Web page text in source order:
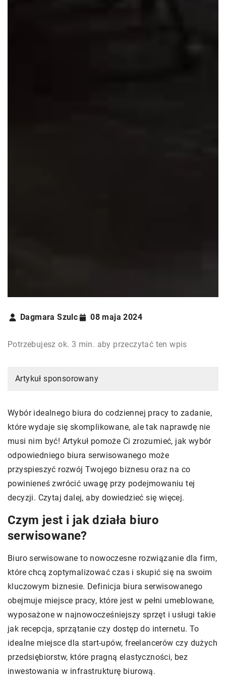
Dagmara Szulc 08 maja 2024
Potrzebujesz ok. 3 min. aby przeczytać ten wpis
Artykuł sponsorowany
Wybór idealnego biura do codziennej pracy to zadanie,
które wydaje się skomplikowane, ale tak naprawdę nie
musi nim być! Artykuł pomoże Ci zrozumieć, jak wybór
odpowiedniego biura serwisowanego może
przyspieszyć rozwój Twojego biznesu oraz na co
powinieneś zwrócić uwagę przy podejmowaniu tej
decyzji. Czytaj dalej, aby dowiedzieć się więcej.
Czym jest i jak działa biuro
serwisowane?
Biuro serwisowane to nowoczesne rozwiązanie dla firm,
które chcą zoptymalizować czas i skupić się na swoim
kluczowym biznesie. Definicja biura serwisowanego
obejmuje miejsce pracy, które jest w pełni umeblowane,
wyposażone w najnowocześniejszy sprzęt i usługi takie
jak recepcja, sprzątanie czy dostęp do internetu. To
idealne miejsce dla start-upów, freelancerów czy dużych
przedsiębiorstw, które pragną elastyczności, bez
inwestowania w infrastrukturę biurową.